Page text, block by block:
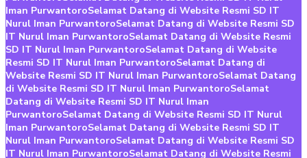
Iman PurwantoroSelamat Datang di Website Resmi SD IT
Nurul Iman PurwantoroSelamat Datang di Website Resmi SD
IT Nurul Iman PurwantoroSelamat Datang di Website Resmi
SD IT Nurul Iman PurwantoroSelamat Datang di Website
Resmi SD IT Nurul Iman PurwantoroSelamat Datang di
Website Resmi SD IT Nurul Iman PurwantoroSelamat Datang
di Website Resmi SD IT Nurul Iman PurwantoroSelamat
Datang di Website Resmi SD IT Nurul Iman
PurwantoroSelamat Datang di Website Resmi SD IT Nurul
Iman PurwantoroSelamat Datang di Website Resmi SD IT
Nurul Iman PurwantoroSelamat Datang di Website Resmi SD
IT Nurul Iman PurwantoroSelamat Datang di Website Resmi